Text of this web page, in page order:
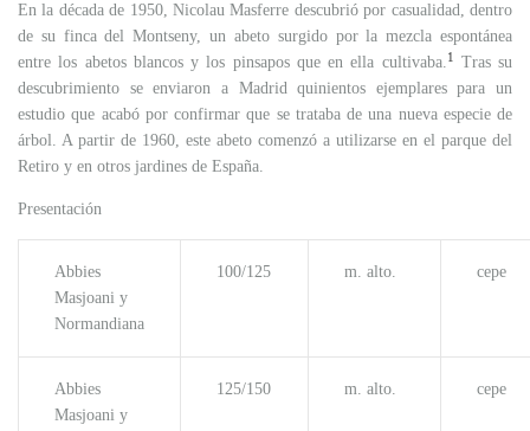
En la década de 1950, Nicolau Masferre descubrió por casualidad, dentro
de su finca del Montseny, un abeto surgido por la mezcla espontánea
entre los abetos blancos y los pinsapos que en ella cultivaba.1
​ Tras su
descubrimiento se enviaron a Madrid quinientos ejemplares para un
estudio que acabó por confirmar que se trataba de una nueva especie de
árbol. A partir de 1960, este abeto comenzó a utilizarse en el parque del
Retiro y en otros jardines de España.​
Presentación
Abbies
Masjoani y
Normandiana
100/125 m. alto. cepe
Abbies
Masjoani y
125/150 m. alto. cepe